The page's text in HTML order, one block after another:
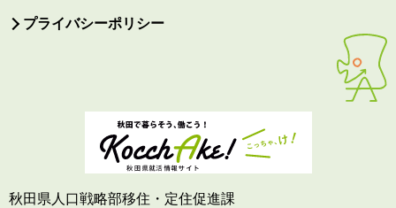
プライバシーポリシー
秋田県人口戦略部移住・定住促進課